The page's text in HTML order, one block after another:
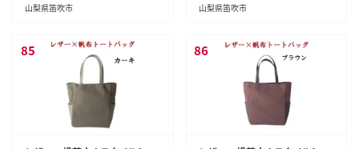
山梨県笛吹市 山梨県笛吹市
85 86